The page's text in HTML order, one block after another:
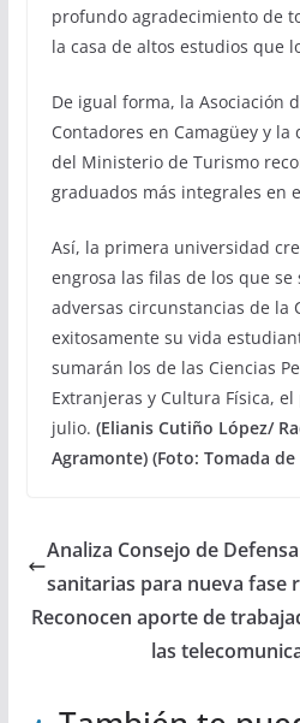
profundo agradecimiento de
la casa de altos estudios que
De igual forma, la Asociación
Contadores en Camagüey y
del Ministerio de Turismo
graduados más integrales en
Así, la primera universidad
engrosa las filas de los que
adversas circunstancias de la
exitosamente su vida
sumarán los de las Ciencias
Extranjeras y Cultura Física,
julio. (Elianis Cutiño López/
Agramonte) (Foto: Tomada de
Analiza Consejo de
sanitarias para nueva fase
Reconocen aporte de
las